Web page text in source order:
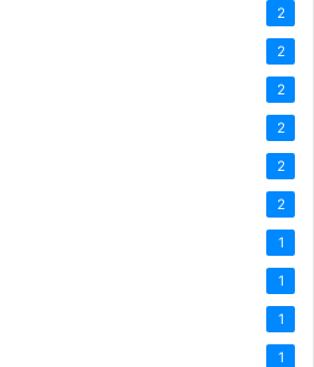
2
2
2
2
2
2
1
1
1
1